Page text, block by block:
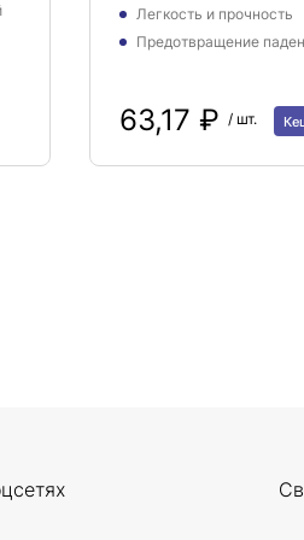
Легкость и прочность
Предотвращение
63,17 ₽ / шт.